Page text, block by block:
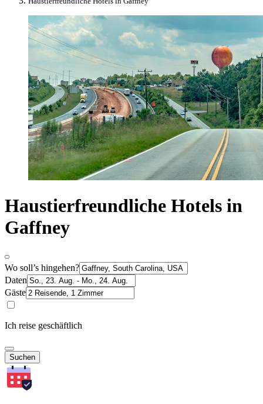
Haustierfreundliche Hotels in
Gaffney
Wo soll’s hingehen?
Daten
Gäste
Ich reise geschäftlich
Suchen